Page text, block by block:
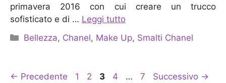
primavera 2016 con cui creare un trucco
sofisticato e di … Leggi tutto
Categorie
Bellezza, Chanel, Make Up, Smalti Chanel
← Precedente Pagina
1 Pagina
2 Pagina
3 Pagina
4 … Pagina
7 Successivo →